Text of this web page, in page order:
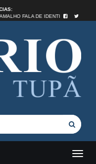
RAMALHO FALA DE IDENTIDADE NO